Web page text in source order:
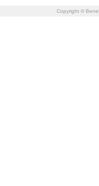
Copyright ©